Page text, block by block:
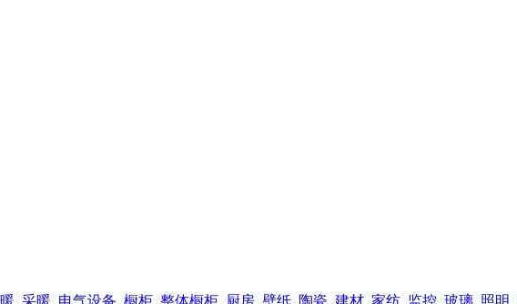
采暖 电气设备 橱柜 整体橱柜 厨房 壁纸 陶瓷 建材 家纺 监控 玻璃 照明